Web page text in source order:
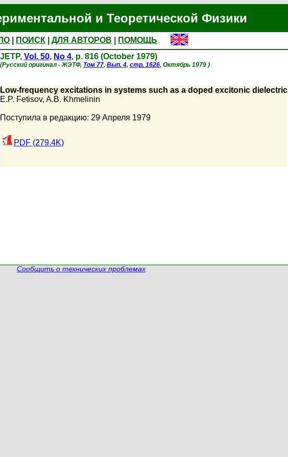
и Теоретической Физики
ПОИСК ДЛЯ АВТОРОВ
ПОМОЩЬ
JETP, Vol. 50, No 4, p. 816 (October 1979)
(Русский оригинал - ЖЭТФ, Том 77, Вып. 4, стр. 1626, Октябрь 1979 )
Low-frequency excitations in systems such as a doped excitonic dielectric
E.P. Fetisov, A.B. Khmelinin
Поступила в редакцию: 29 Апреля 1979
PDF (279.4K)
Сообщить о технических проблемах